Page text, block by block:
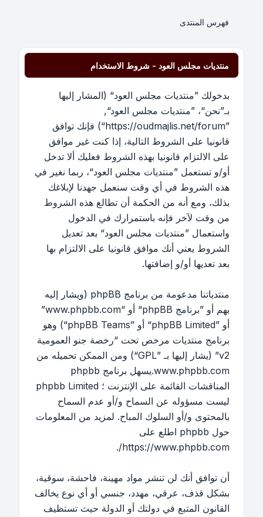
فهرس المنتدى
منتديات مجلس العود - شروط الاستخدام
بدخولك ”منتديات مجلس العود“ (المشار إليها
بـ”نحن“، ”منتديات مجلس العود“,
”https://oudmajlis.net/forum“) فإنك توافق
قانونيا على الشروط التالية، إذا كنت غير موافق
على الالتزام قانونيا بهذه الشروط فعليك ألا تدخل
أو/و تستعمل ”منتديات مجلس العود“، ربما نغير في
هذه الشروط في أي وقت سنعمل جهدنا لإبلاغك
بذلك، ومع أنه من الحكمة أن تطالع هذه الشروط
من وقت لآخر فإنه باستمرارك في الدخول
واستعمال ”منتديات مجلس العود“ بعد تعديل
الشروط يعني أنك موافق قانونيا على الالتزام بها
بعد تعديها أو/و إضافتها.
منتدياتنا مدعومة من برنامج phpBB (ويشار إليه
بهم أو ”برنامج phpBB“ أو “www.phpbb.com”
أو ”phpBB Limited“ أو ”phpBB Teams“) وهو
برنامج منتديات مرخص تحت “رخصة جنو العمومية
v2” (يشار إليها بـ ”GPL“) ومن الممكن تحميله من
www.phpbb.com
.يسهل برنامج phpbb
المناقشات القائمة على الإنترنت ؛ phpbb Limited
ليست مسؤوله عن السماح و/أو عدم السماح
بالمحتوى و/أو السلوك المباح. لمزيد من المعلومات
حول phpbb اطلع على
https://www.phpbb.com/
.
أن توافق أنك لن تنشر مواد مهينة، فاحشة، سوقية،
بشكل قذف، عرقي، مهدد، جنسي أو أي نوع يخالف
القانون المتبع في دولتك أو الدولة حيث تستظيف